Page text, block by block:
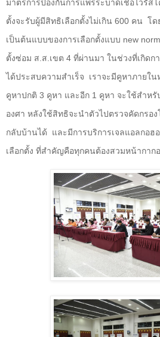
มาตรการป้องกันการแพร่ระบาดเชื้อไวรัส
ตั้งจะรับผู้มีสิทธิเลือกตั้งไม่เกิน 600 คน โด
เป็นต้นแบบของการเลือกตั้งแบบ new
ตั้งซ่อม ส.ส.เขต 4 ที่ผ่านมา ในช่วงที่เกิดก
ได้ประสบความสำเร็จ
เราจะมีคูหาภายใน
คูหาปกติ 3 คูหา และอีก 1 คูหา จะใช้สำห
องศา หลังใช้สิทธิจะนำตัวไปตรวจคัดกรอ
กลับบ้านได้
และมีการบริการเจลแอลกอฮ
เลือกตั้ง ที่สำคัญคือทุกคนต้องสวมหน้ากาก